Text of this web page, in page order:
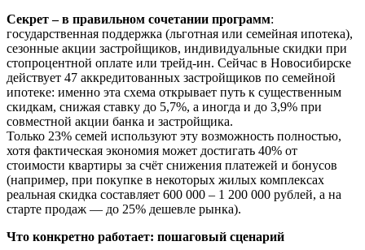
Секрет – в правильном сочетании программ:
государственная поддержка (льготная или семейная ипотека),
сезонные акции застройщиков, индивидуальные скидки при
стопроцентной оплате или трейд-ин. Сейчас в Новосибирске
действует 47 аккредитованных застройщиков по семейной
ипотеке: именно эта схема открывает путь к существенным
скидкам, снижая ставку до 5,7%, а иногда и до 3,9% при
совместной акции банка и застройщика.
Только 23% семей используют эту возможность полностью,
хотя фактическая экономия может достигать 40% от
стоимости квартиры за счёт снижения платежей и бонусов
(например, при покупке в некоторых жилых комплексах
реальная скидка составляет 600 000 – 1 200 000 рублей, а на
старте продаж — до 25% дешевле рынка).
Что конкретно работает: пошаговый сценарий